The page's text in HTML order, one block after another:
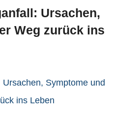
Ursachen,
Weg zurück ins